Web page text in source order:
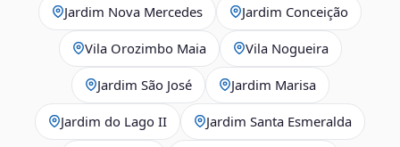
Jardim Nova Mercedes Jardim Conceição
Vila Orozimbo Maia Vila Nogueira
Jardim São José Jardim Marisa
Jardim do Lago II Jardim Santa Esmeralda